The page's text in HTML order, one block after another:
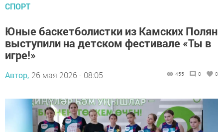
СПОРТ
Юные баскетболистки из Камских Полян
выступили на детском фестивале «Ты в
игре!»
Автор, 26 мая 2026 - 08:05 455 0 0